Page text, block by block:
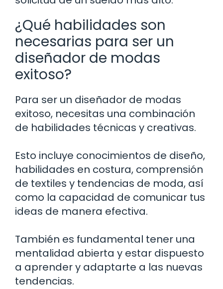
¿Qué habilidades son
necesarias para ser un
diseñador de modas
exitoso?
Para ser un diseñador de modas
exitoso, necesitas una combinación
de habilidades técnicas y creativas.
Esto incluye conocimientos de diseño,
habilidades en costura, comprensión
de textiles y tendencias de moda, así
como la capacidad de comunicar tus
ideas de manera efectiva.
También es fundamental tener una
mentalidad abierta y estar dispuesto
a aprender y adaptarte a las nuevas
tendencias.